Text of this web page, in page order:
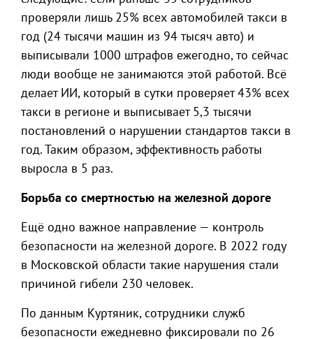
проверяли лишь 25% всех автомобилей такси в
год (24 тысячи машин из 94 тысяч авто) и
выписывали 1000 штрафов ежегодно, то сейчас
люди вообще не занимаются этой работой. Всё
делает ИИ, который в сутки проверяет 43% всех
такси в регионе и выписывает 5,3 тысячи
постановлений о нарушении стандартов такси в
год. Таким образом, эффективность работы
выросла в 5 раз.
Борьба со смертностью на железной дороге
Ещё одно важное направление — контроль
безопасности на железной дороге. В 2022 году
в Московской области такие нарушения стали
причиной гибели 230 человек.
По данным Куртяник, сотрудники служб
безопасности ежедневно фиксировали по 26